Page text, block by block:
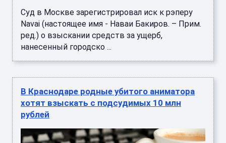
Суд в Москве зарегистрировал иск к рэперу
Navai (настоящее имя - Наваи Бакиров. – Прим.
ред.) о взыскании средств за ущерб,
нанесенный городско ...
В Краснодаре родные убитого аниматора
хотят взыскать с подсудимых 10 млн
рублей